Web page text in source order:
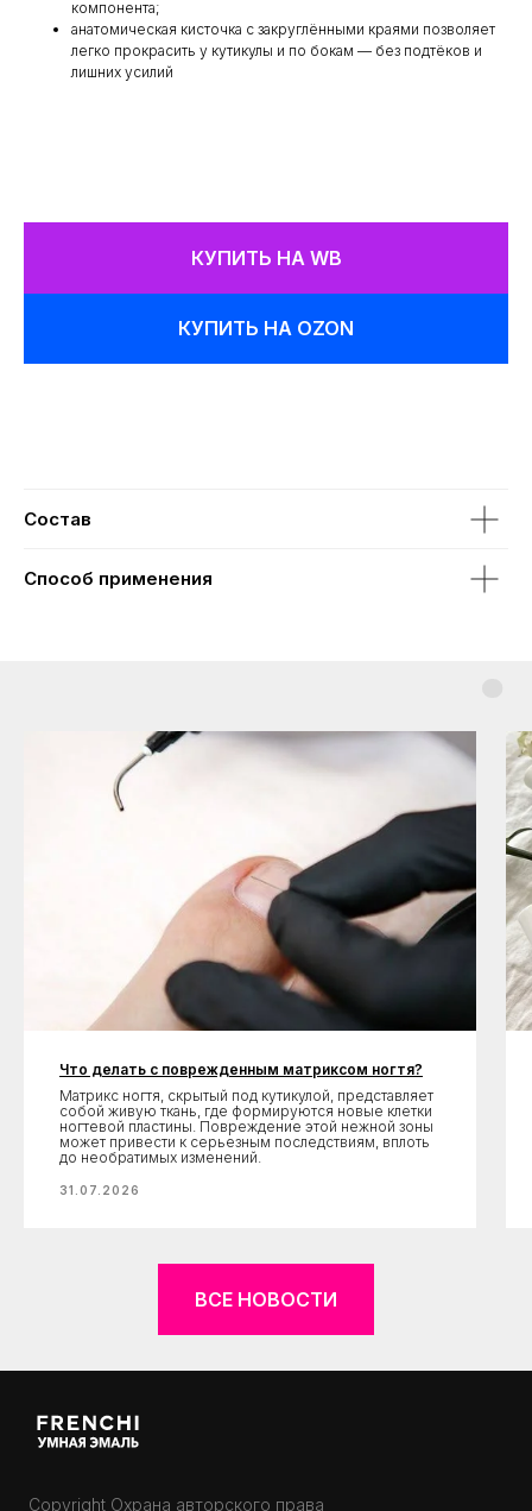
компонента;
анатомическая кисточка с закруглёнными краями позволяет
легко прокрасить у кутикулы и по бокам — без подтёков и
лишних усилий
КУПИТЬ НА WB
КУПИТЬ НА OZON
Состав
Способ применения
Что делать с поврежденным матриксом ногтя?
Матрикс ногтя, скрытый под кутикулой, представляет
собой живую ткань, где формируются новые клетки
ногтевой пластины. Повреждение этой нежной зоны
может привести к серьезным последствиям, вплоть
до необратимых изменений.
31.07.2026
ВСЕ НОВОСТИ
Copyright Охрана авторского права